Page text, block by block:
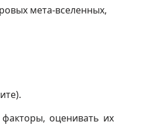
мета-вселенных,
оценивать их